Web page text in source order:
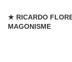
★ RICARDO
MAGONISME